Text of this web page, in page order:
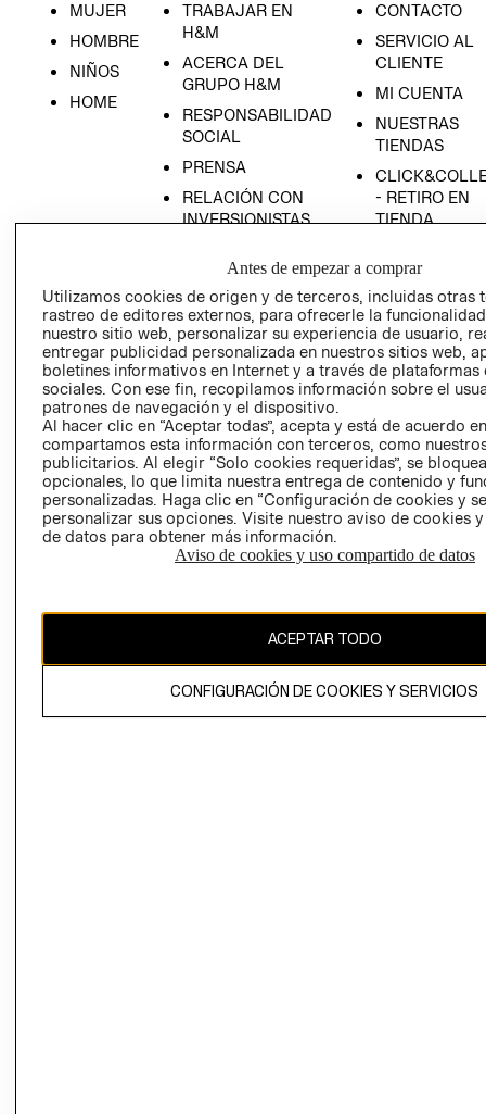
MUJER
HOMBRE
NIÑOS
HOME
TRABAJAR EN
H&M
ACERCA DEL
GRUPO H&M
RESPONSABILIDAD
SOCIAL
PRENSA
RELACIÓN CON
INVERSIONISTAS
EMPRESARIAL
CONTACTO
SERVICIO AL
CLIENTE
MI CUENTA
NUESTRAS
TIENDAS
- RETIRO EN
TIENDA
CONDICIONES
AVISO DE
PRIVACIDAD
GIFT CARD
AVISO DE
El contenido de esta página web está protegido por copyright y es
Antes de empezar a comprar
Utilizamos cookies de origen y de terceros, incluidas otras
rastreo de editores externos, para ofrecerle la
nuestro sitio web, personalizar su experiencia de usuario,
entregar publicidad personalizada en nuestros sitios web,
boletines informativos en Internet y a través de plataformas
sociales. Con ese fin, recopilamos información sobre el
patrones de navegación y el dispositivo.
Al hacer clic en “Aceptar todas”, acepta y está de acuerdo
compartamos esta información con terceros, como
publicitarios. Al elegir “Solo cookies requeridas”, se
opcionales, lo que limita nuestra entrega de contenido y
personalizadas. Haga clic en “Configuración de cookies y
personalizar sus opciones. Visite nuestro aviso de cookies
de datos para obtener más información.
Aviso de cookies y uso compartido de datos
ACEPTAR TODO
CONFIGURACIÓN DE COOKIES Y SERVICIOS